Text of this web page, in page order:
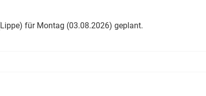
für Montag (03.08.2026) geplant.